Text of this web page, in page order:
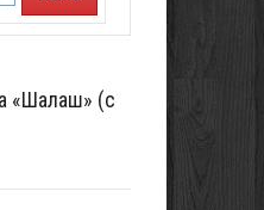
«Шалаш» (с